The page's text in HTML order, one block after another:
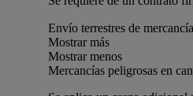
Envío terrestres de
Mostrar más
Mostrar menos
Mercancías peligrosas en